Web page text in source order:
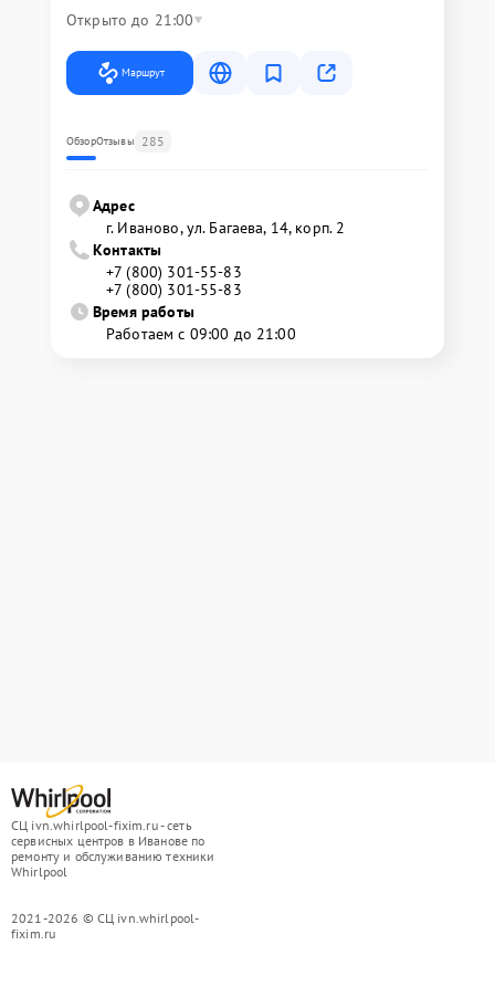
Открыто до 21:00
Маршрут
ОбзорОтзывы 285
Адрес
г. Иваново, ул. Багаева, 14, корп. 2
Контакты
+7 (800) 301-55-83
+7 (800) 301-55-83
Время работы
Работаем с 09:00 до 21:00
СЦ ivn.whirlpool-fixim.ru - сеть
сервисных центров в Иванове по
ремонту и обслуживанию техники
Whirlpool
2021-2026 © СЦ ivn.whirlpool-
fixim.ru